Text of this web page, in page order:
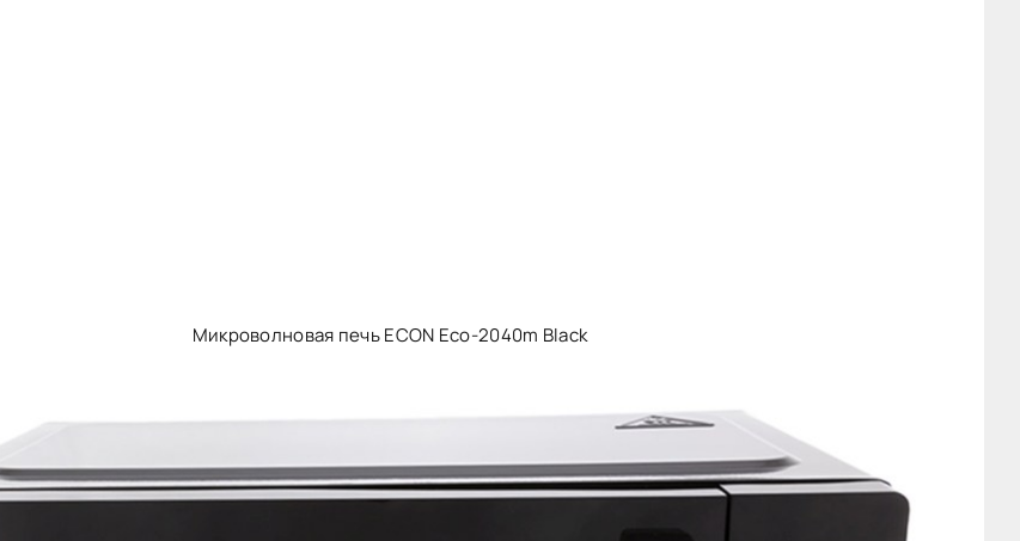
Микроволновая печь ECON Eco-2040m Black